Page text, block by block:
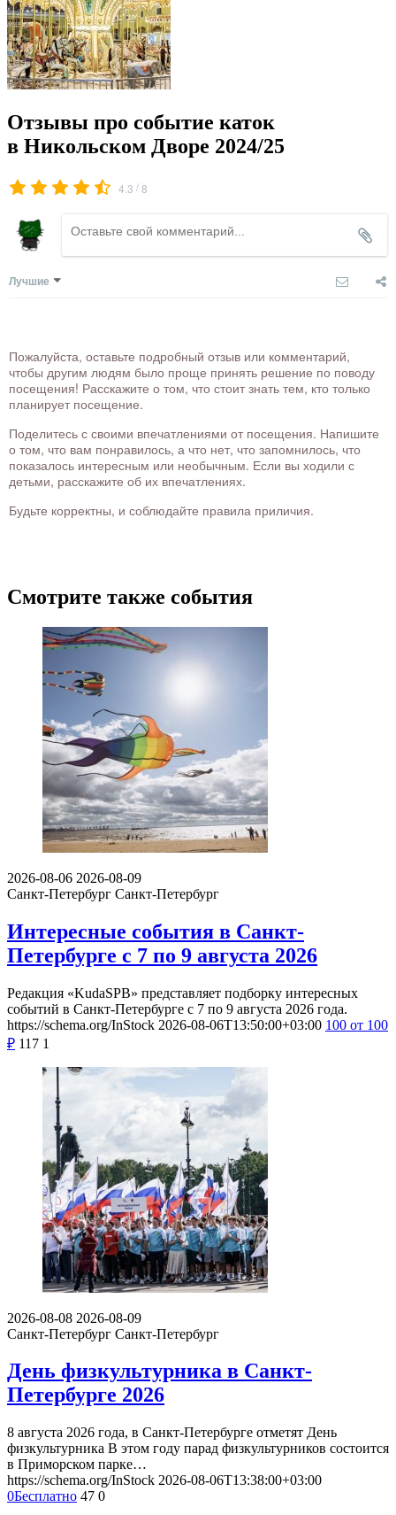
Отзывы про событие каток
в Никольском Дворе 2024/25
4.3 /8
Лучшие
Пожалуйста, оставьте подробный отзыв или комментарий,
чтобы другим людям было проще принять решение по поводу
посещения! Расскажите о том, что стоит знать тем, кто только
планирует посещение.
Поделитесь с своими впечатлениями от посещения. Напишите
о том, что вам понравилось, а что нет, что запомнилось, что
показалось интересным или необычным. Если вы ходили с
детьми, расскажите об их впечатлениях.
Будьте корректны, и соблюдайте правила приличия.
Смотрите также события
2026-08-06 2026-08-09
Санкт-Петербург Санкт-Петербург
Интересные события в Санкт-
Петербурге с 7 по 9 августа 2026
Редакция «KudaSPB» представляет подборку интересных
событий в Санкт-Петербурге с 7 по 9 августа 2026 года.
https://schema.org/InStock 2026-08-06T13:50:00+03:00 100 от 100
₽ 117 1
2026-08-08 2026-08-09
Санкт-Петербург Санкт-Петербург
День физкультурника в Санкт-
Петербурге 2026
8 августа 2026 года, в Санкт-Петербурге отметят День
физкультурника В этом году парад физкультурников состоится
в Приморском парке…
https://schema.org/InStock 2026-08-06T13:38:00+03:00
0Бесплатно 47 0